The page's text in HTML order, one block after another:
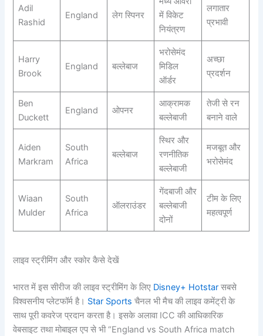
Adil
Rashid
England लेग स्पिनर
में विकेट
नियंत्रण
लगातार
प्रभावी
Harry
Brook
England बल्लेबाज
भरोसेमंद
मिडिल
ऑर्डर
अच्छा
प्रदर्शन
Ben
Duckett
England ओपनर
आक्रामक
बल्लेबाजी
तेजी से रन
बनाने वाले
Aiden
Markram
South
Africa
बल्लेबाज
स्थिर और
रणनीतिक
बल्लेबाजी
मजबूत और
भरोसेमंद
Wiaan
Mulder
South
Africa
ऑलराउंडर
गेंदबाजी और
बल्लेबाजी
दोनों
टीम के लिए
महत्वपूर्ण
लाइव स्ट्रीमिंग और स्कोर कैसे देखें
भारत में इस सीरीज की लाइव स्ट्रीमिंग के लिए Disney+ Hotstar सबसे
विश्वसनीय प्लेटफॉर्म है। Star Sports चैनल भी मैच की लाइव कमेंट्री के
साथ पूरी कवरेज प्रदान करता है। इसके अलावा ICC की आधिकारिक
वेबसाइट तथा मोबाइल एप से भी “England vs South Africa match